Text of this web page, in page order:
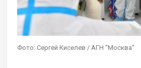
Фото: Сергей Киселев / АГН "Москва"